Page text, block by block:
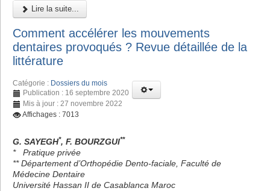
Lire la suite...
Comment accélérer les mouvements
dentaires provoqués ? Revue détaillée de la
littérature
Catégorie : Dossiers du mois
Publication : 16 septembre 2020
Mis à jour : 27 novembre 2022
Affichages : 7013
G. SAYEGH*, F. BOURZGUI**
*
Pratique privée
** Département d’Orthopédie Dento-faciale, Faculté de
Médecine Dentaire
Université Hassan II de Casablanca Maroc